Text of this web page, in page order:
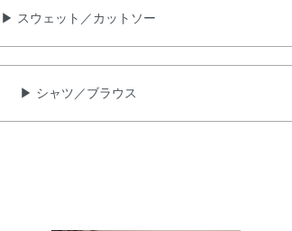
▶ スウェット／カットソー
▶ シャツ／ブラウス